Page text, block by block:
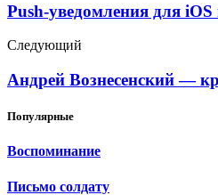
Push-уведомления для
Следующий
Андрей Вознесенский —
Популярные
Воспоминание
Письмо солдату